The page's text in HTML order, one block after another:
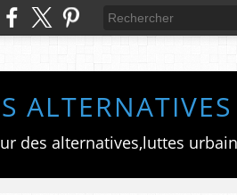
ALTERNATIVES